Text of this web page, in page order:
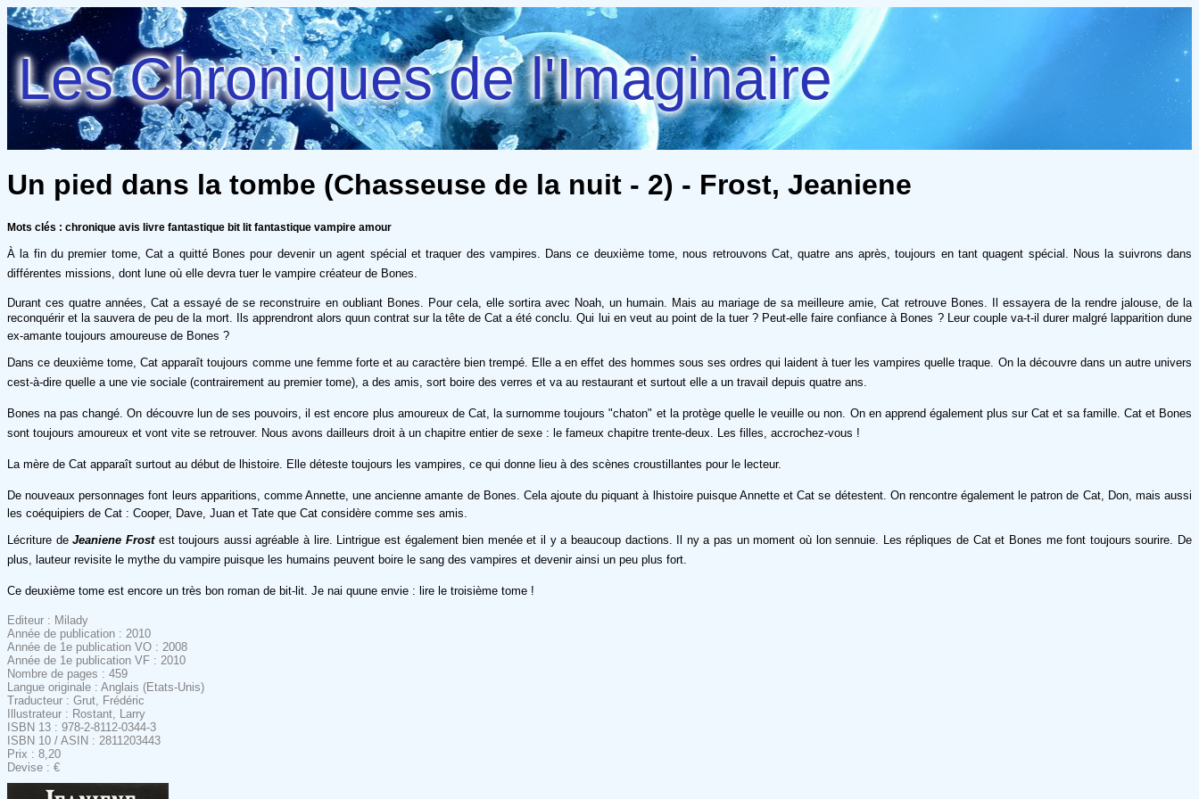
Les Chroniques de l'Imaginaire
Un pied dans la tombe (Chasseuse de la nuit - 2) - Frost, Jeaniene
Mots clés : chronique avis livre fantastique bit lit fantastique vampire amour
À la fin du premier tome, Cat a quitté Bones pour devenir un agent spécial et traquer des vampires. Dans ce deuxième tome, nous retrouvons Cat, quatre ans après, toujours en tant quagent spécial. Nous la suivrons dans
différentes missions, dont lune où elle devra tuer le vampire créateur de Bones.
Durant ces quatre années, Cat a essayé de se reconstruire en oubliant Bones. Pour cela, elle sortira avec Noah, un humain. Mais au mariage de sa meilleure amie, Cat retrouve Bones. Il essayera de la rendre jalouse, de la
reconquérir et la sauvera de peu de la mort. Ils apprendront alors quun contrat sur la tête de Cat a été conclu. Qui lui en veut au point de la tuer ? Peut-elle faire confiance à Bones ? Leur couple va-t-il durer malgré lapparition dune
ex-amante toujours amoureuse de Bones ?
Dans ce deuxième tome, Cat apparaît toujours comme une femme forte et au caractère bien trempé. Elle a en effet des hommes sous ses ordres qui laident à tuer les vampires quelle traque. On la découvre dans un autre univers
cest-à-dire quelle a une vie sociale (contrairement au premier tome), a des amis, sort boire des verres et va au restaurant et surtout elle a un travail depuis quatre ans.
Bones na pas changé. On découvre lun de ses pouvoirs, il est encore plus amoureux de Cat, la surnomme toujours "chaton" et la protège quelle le veuille ou non. On en apprend également plus sur Cat et sa famille. Cat et Bones
sont toujours amoureux et vont vite se retrouver. Nous avons dailleurs droit à un chapitre entier de sexe : le fameux chapitre trente-deux. Les filles, accrochez-vous !
La mère de Cat apparaît surtout au début de lhistoire. Elle déteste toujours les vampires, ce qui donne lieu à des scènes croustillantes pour le lecteur.
De nouveaux personnages font leurs apparitions, comme Annette, une ancienne amante de Bones. Cela ajoute du piquant à lhistoire puisque Annette et Cat se détestent. On rencontre également le patron de Cat, Don, mais aussi
les coéquipiers de Cat : Cooper, Dave, Juan et Tate que Cat considère comme ses amis.
Lécriture deJeaniene Frost est toujours aussi agréable à lire. Lintrigue est également bien menée et il y a beaucoup dactions. Il ny a pas un moment où lon sennuie. Les répliques de Cat et Bones me font toujours sourire. De
plus, lauteur revisite le mythe du vampire puisque les humains peuvent boire le sang des vampires et devenir ainsi un peu plus fort.
Ce deuxième tome est encore un très bon roman de bit-lit. Je nai quune envie : lire le troisième tome !
Editeur : Milady
Année de publication : 2010
Année de 1e publication VO : 2008
Année de 1e publication VF : 2010
Nombre de pages : 459
Langue originale : Anglais (Etats-Unis)
Traducteur : Grut, Frédéric
Illustrateur : Rostant, Larry
ISBN 13 : 978-2-8112-0344-3
ISBN 10 / ASIN : 2811203443
Prix : 8,20
Devise : €